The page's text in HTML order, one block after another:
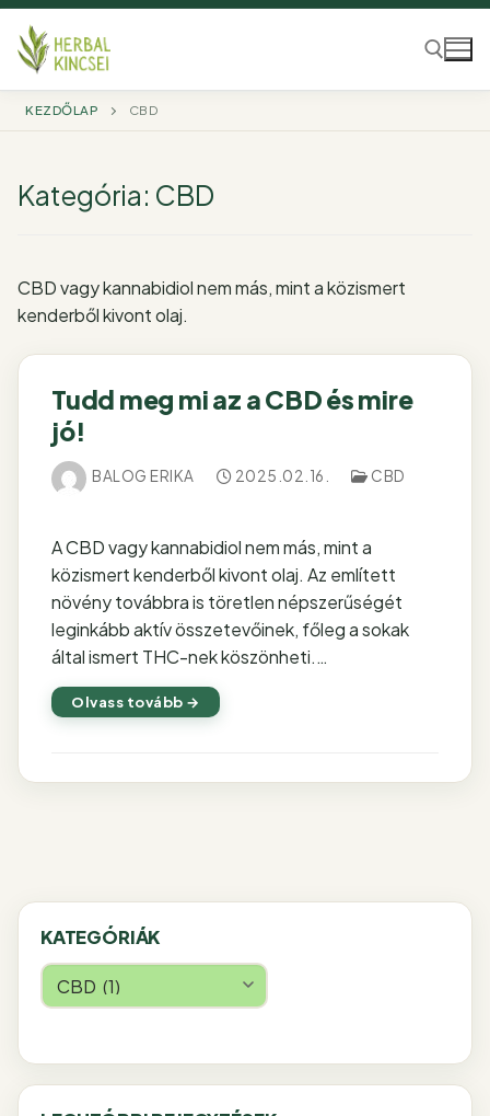
Ugrás
tartalomra
KEZDŐLAP CBD
Kategória: CBD
CBD vagy kannabidiol nem más, mint a közismert
kenderből kivont olaj.
Tudd meg mi az a CBD és mire
jó!
BALOG ERIKA 2025.02.16. CBD
A CBD vagy kannabidiol nem más, mint a
közismert kenderből kivont olaj. Az említett
növény továbbra is töretlen népszerűségét
leginkább aktív összetevőinek, főleg a sokak
által ismert THC-nek köszönheti.…
Olvass tovább →
KATEGÓRIÁK
Kategóriák